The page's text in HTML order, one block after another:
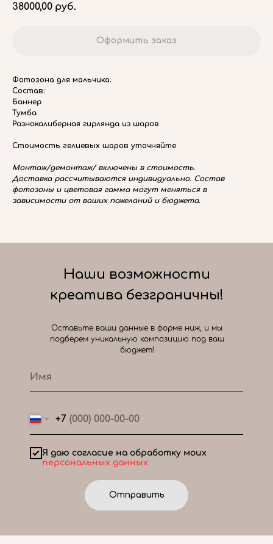
38000,00 руб.
Оформить заказ
Фотозона для мальчика.
Состав:
Баннер
Тумба
Разнокалиберная гирлянда из шаров
Стоимость гелиевых шаров уточняйте
Монтаж/демонтаж/ включены в стоимость.
Доставка рассчитываются индивидуально. Состав
фотозоны и цветовая гамма могут меняться в
зависимости от ваших пожеланий и бюджета.
+7
Я даю согласие на обработку моих
персональных данных
Отправить
Наши возможности
креатива безграничны!
Оставьте ваши данные в форме ниж, и мы
подберем уникальную композицию под ваш
бюджет!